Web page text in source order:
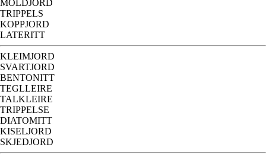
MOLDJORD
TRIPPELS
KOPPJORD
LATERITT
KLEIMJORD
SVARTJORD
BENTONITT
TEGLLEIRE
TALKLEIRE
TRIPPELSE
DIATOMITT
KISELJORD
SKJEDJORD